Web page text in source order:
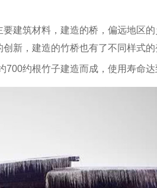
建筑材料，建造的桥，偏远地区的
新，建造的竹桥也有了不同样式的
约根竹子建造而成，使用寿命达